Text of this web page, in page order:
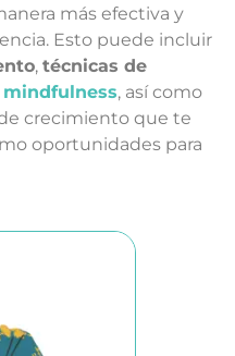
más efectiva y
Esto puede incluir
, técnicas de
, así como
crecimiento que te
oportunidades para